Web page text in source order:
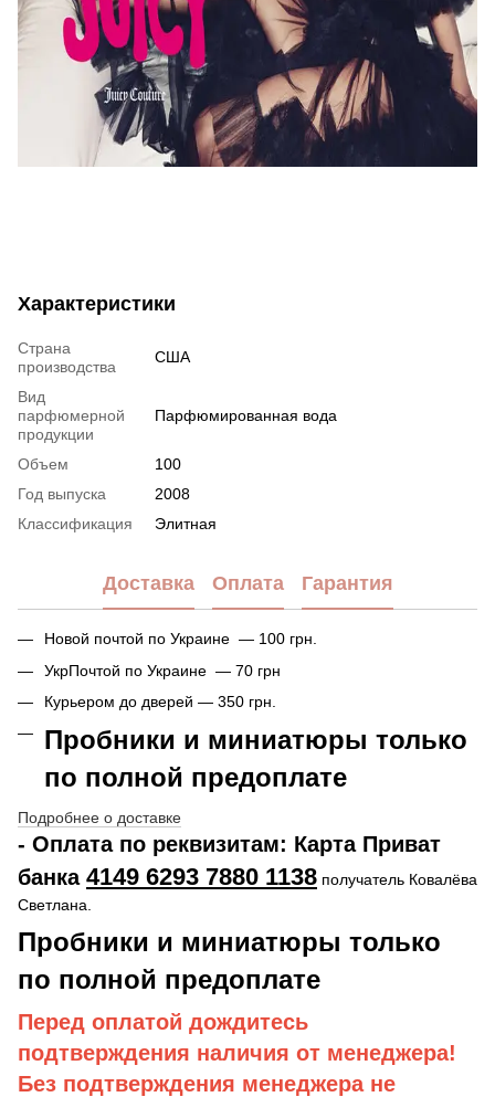
Характеристики
Страна
производства
США
Вид
парфюмерной
продукции
Парфюмированная вода
Объем
100
Год выпуска
2008
Классификация
Элитная
Доставка Оплата Гарантия
Новой почтой по Украине — 100 грн.
УкрПочтой по Украине — 70 грн
Курьером до дверей — 350 грн.
Пробники и миниатюры только
по полной предоплате
Подробнее о доставке
- Оплата по реквизитам: Карта Приват
банка 4149 6293 7880 1138 получатель Ковалёва
Светлана.
Пробники и миниатюры только
по полной предоплате
Перед оплатой дождитесь
подтверждения наличия от менеджера!
Без подтверждения менеджера не